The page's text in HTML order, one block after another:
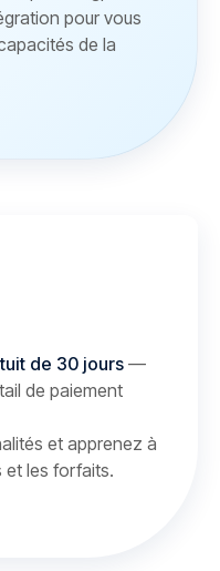
pour vous
de la
de 30 jours —
de paiement
et apprenez à
et les forfaits.